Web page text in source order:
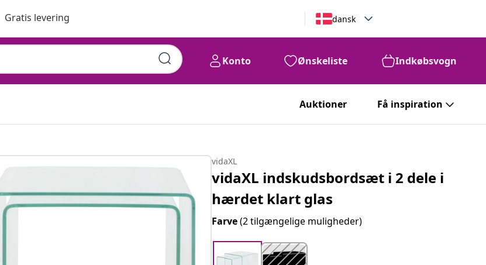
Gratis levering dansk
Konto Ønskeliste Indkøbsvogn
Auktioner Få inspiration
vidaXL
vidaXL indskudsbordsæt i 2 dele i
hærdet klart glas
Farve(2 tilgængelige muligheder)